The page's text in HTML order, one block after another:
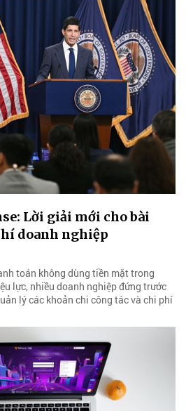
Lời giải mới cho bài
doanh nghiệp
toán không dùng tiền mặt trong
lực, nhiều doanh nghiệp đứng trước
lý các khoản chi công tác và chi phí